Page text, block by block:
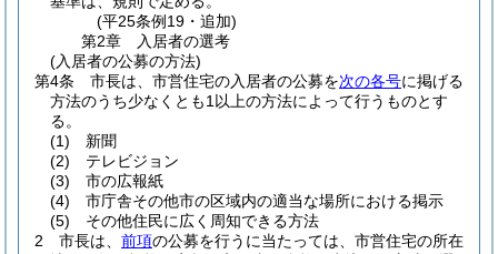
(平25条例19・追加)
第2章
入居者の選考
(入居者の公募の方法)
第4条
市長は、市営住宅の入居者の公募を次の各号に掲げる
方法のうち少なくとも1以上の方法によって行うものとす
る。
(1)
新聞
(2)
テレビジョン
(3)
市の広報紙
(4)
市庁舎その他市の区域内の適当な場所における掲示
(5)
その他住民に広く周知できる方法
2
市長は、 前項の公募を行うに当たっては、市営住宅の所在